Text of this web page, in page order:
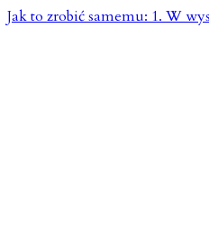
Jak to zrobić samemu: 1. W